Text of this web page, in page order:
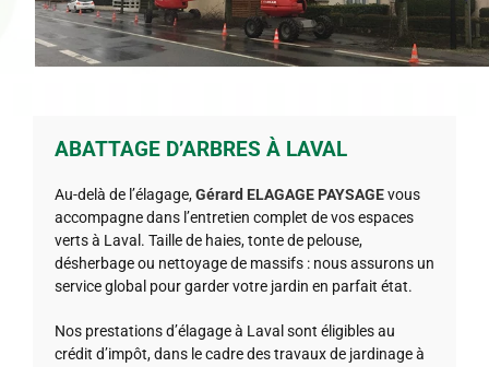
ABATTAGE D’ARBRES À LAVAL
Au-delà de l’élagage,Gérard ELAGAGE PAYSAGEvous
accompagne dans l’entretien complet de vos espaces
verts à Laval. Taille de haies, tonte de pelouse,
désherbage ou nettoyage de massifs : nous assurons un
service global pour garder votre jardin en parfait état.
Nos prestations d’élagage à Laval sont éligibles au
crédit d’impôt, dans le cadre des travaux de jardinage à